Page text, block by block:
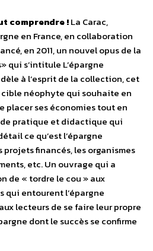
comprendre !La Carac,
en France, en collaboration
en 2011, un nouvel opus de la
qui s’intitule L’épargne
à l’esprit de la collection, cet
cible néophyte qui souhaite en
placer ses économies tout en
pratique et didactique qui
ce qu’est l’épargne
projets financés, les organismes
etc. Un ouvrage qui a
de « tordre le cou » aux
qui entourent l’épargne
lecteurs de se faire leur propre
dont le succès se confirme